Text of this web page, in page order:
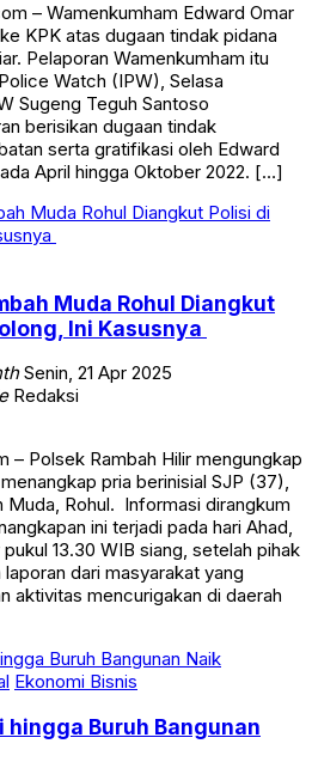
– Wamenkumham Edward Omar
KPK atas dugaan tindak pidana
Pelaporan Wamenkumham itu
Watch (IPW), Selasa
Sugeng Teguh Santoso
berisikan dugaan tindak
serta gratifikasi oleh Edward
April hingga Oktober 2022. […]
Muda Rohul Diangkut
Ini Kasusnya
Senin, 21 Apr 2025
Redaksi
– Polsek Rambah Hilir mengungkap
pria berinisial SJP (37),
Muda, Rohul. ‎ ‎Informasi dirangkum
ini terjadi pada hari Ahad,
13.30 WIB siang, setelah pihak
dari masyarakat yang
aktivitas mencurigakan di daerah
Ekonomi Bisnis
hingga Buruh Bangunan